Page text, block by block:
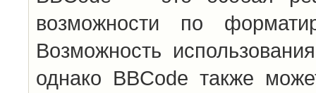
возможности по
Возможность
однако BBCode также